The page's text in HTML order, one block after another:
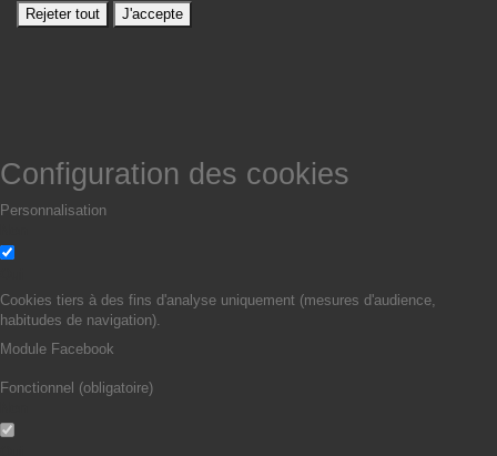
Rejeter tout
J'accepte
Configuration des cookies
Personnalisation
Cookies tiers à des fins d'analyse uniquement (mesures d'audience,
habitudes de navigation).
Module Facebook
Fonctionnel (obligatoire)